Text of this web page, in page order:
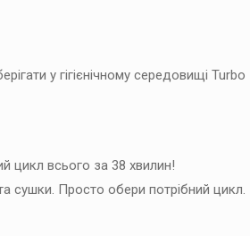
у гігієнічному середовищі Turbo
цикл всього за 38 хвилин!
сушки. Просто обери потрібний цикл.